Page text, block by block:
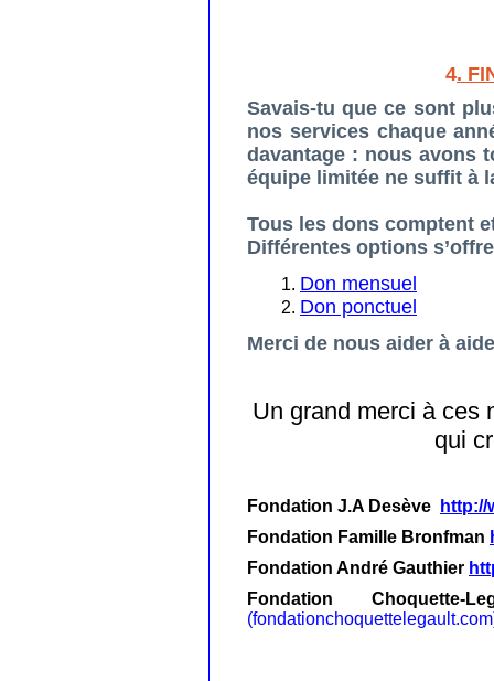
4.
Savais-tu que ce sont
nos services chaque
davantage : nous avons
équipe limitée ne suffit à
Tous les dons comptent
Différentes options
Don mensuel
Don ponctuel
Merci de nous aider à
Un grand merci à ces
qui
Fondation J.A Desève
http://
Fondation Famille Bronfman
Fondation André Gauthier
Fondation Choquette-